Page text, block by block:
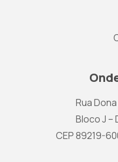
Rua
Bloco J –
CEP 89219-